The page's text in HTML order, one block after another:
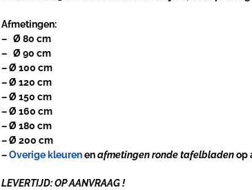
Afmetingen:
– Ø 80 cm
– Ø 90 cm
– Ø 100 cm
– Ø 120 cm
– Ø 150 cm
– Ø 160 cm
– Ø 180 cm
– Ø 200 cm
–Overige kleurenenafmetingen ronde tafelbladenop
LEVERTIJD: OP AANVRAAG !